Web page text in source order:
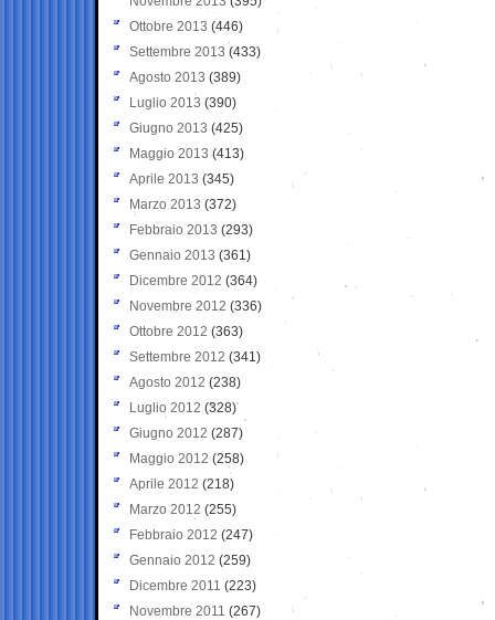
Ottobre 2013 (446)
Settembre 2013 (433)
Agosto 2013 (389)
Luglio 2013 (390)
Giugno 2013 (425)
Maggio 2013 (413)
Aprile 2013 (345)
Marzo 2013 (372)
Febbraio 2013 (293)
Gennaio 2013 (361)
Dicembre 2012 (364)
Novembre 2012 (336)
Ottobre 2012 (363)
Settembre 2012 (341)
Agosto 2012 (238)
Luglio 2012 (328)
Giugno 2012 (287)
Maggio 2012 (258)
Aprile 2012 (218)
Marzo 2012 (255)
Febbraio 2012 (247)
Gennaio 2012 (259)
Dicembre 2011 (223)
Novembre 2011 (267)